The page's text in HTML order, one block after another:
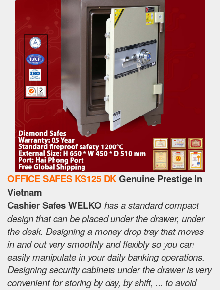
OFFICE SAFES KS125 DKGenuine Prestige In
Vietnam
Cashier Safes WELKO has a standard compact
design that can be placed under the drawer, under
the desk. Designing a money drop tray that moves
in and out very smoothly and flexibly so you can
easily manipulate in your daily banking operations.
Designing security cabinets under the drawer is very
convenient for storing by day, by shift, ... to avoid